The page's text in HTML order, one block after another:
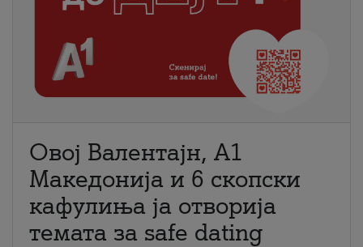
Овој Валентајн, A1
Македонија и 6 скопски
кафулиња ја отворија
темата за safe dating